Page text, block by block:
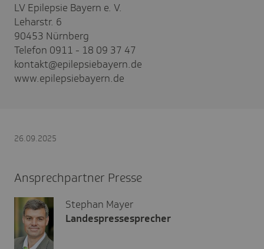
LV Epilepsie Bayern e. V.
Leharstr. 6
90453 Nürnberg
Telefon 0911 - 18 09 37 47
kontakt@epilepsiebayern.de
www.epilepsiebayern.de
26.09.2025
Ansprechpartner Presse
Stephan Mayer
Landespressesprecher